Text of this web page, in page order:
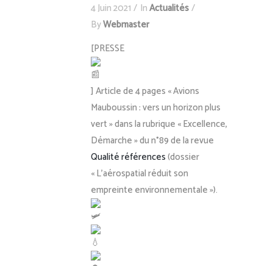
4 Juin 2021 InActualités
ByWebmaster
[PRESSE
] Article de 4 pages « Avions
Mauboussin : vers un horizon plus
vert » dans la rubrique « Excellence,
Démarche » du n°89 de la revue
Qualité références(dossier
« L’aérospatial réduit son
empreinte environnementale »).